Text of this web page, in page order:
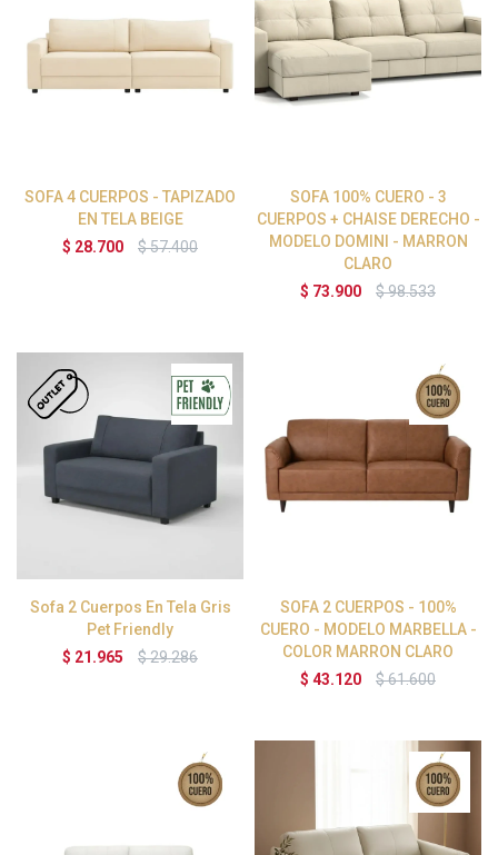
SOFA 4 CUERPOS - TAPIZADO
EN TELA BEIGE
$ 28.700 $57.400
SOFA 100% CUERO - 3
CUERPOS + CHAISE DERECHO -
MODELO DOMINI - MARRON
CLARO
$ 73.900 $98.533
Sofa 2 Cuerpos En Tela Gris
Pet Friendly
$ 21.965 $29.286
SOFA 2 CUERPOS - 100%
CUERO - MODELO MARBELLA -
COLOR MARRON CLARO
$ 43.120 $61.600